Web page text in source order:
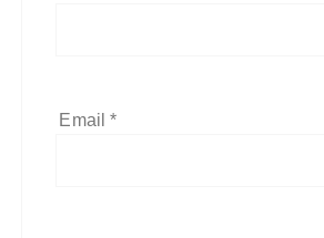
Email*